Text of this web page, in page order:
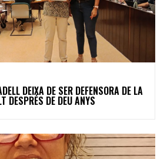
DEIXA DE SER DEFENSORA DE LA
DESPRÉS DE DEU ANYS